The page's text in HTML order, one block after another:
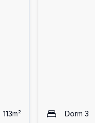
113m² Dorm 3